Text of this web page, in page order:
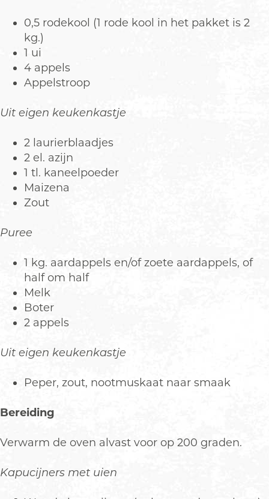
0,5 rodekool (1 rode kool in het pakket is 2
kg.)
1 ui
4 appels
Appelstroop
Uit eigen keukenkastje
2 laurierblaadjes
2 el. azijn
1 tl. kaneelpoeder
Maizena
Zout
Puree
1 kg. aardappels en/of zoete aardappels, of
half om half
Melk
Boter
2 appels
Uit eigen keukenkastje
Peper, zout, nootmuskaat naar smaak
Bereiding
Verwarm de oven alvast voor op 200 graden.
Kapucijners met uien